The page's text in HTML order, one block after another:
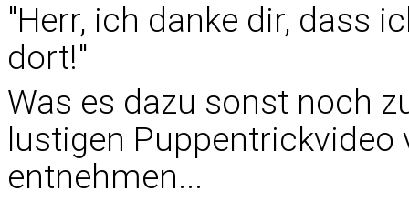
"Herr, ich danke dir, dass
dort!"
Was es dazu sonst noch
lustigen
entnehmen...